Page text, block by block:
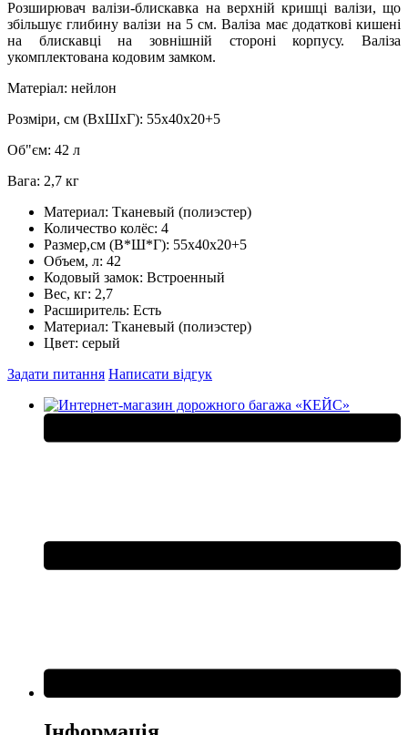
Розширювач валізи-блискавка на верхній кришці валізи, що
збільшує глибину валізи на 5 см. Валіза має додаткові кишені
на блискавці на зовнішній стороні корпусу. Валіза
укомплектована кодовим замком.
Матеріал: нейлон
Розміри, см (ВхШхГ): 55х40х20+5
Об"єм: 42 л
Вага: 2,7 кг
Материал: Тканевый (полиэстер)
Количество колёс: 4
Размер,см (В*Ш*Г): 55х40х20+5
Объем, л: 42
Кодовый замок: Встроенный
Вес, кг: 2,7
Расширитель: Есть
Материал: Тканевый (полиэстер)
Цвет: серый
Задати питання Написати відгук